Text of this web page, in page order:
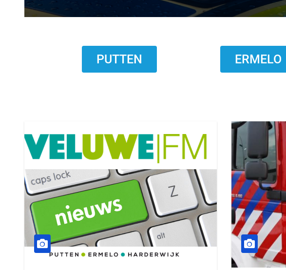
PUTTEN ERMELO